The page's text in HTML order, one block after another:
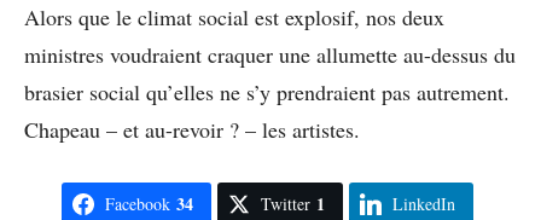
Alors que le climat social est explosif, nos deux
ministres voudraient craquer une allumette au-dessus du
brasier social qu’elles ne s’y prendraient pas autrement.
Chapeau – et au-revoir ? – les artistes.
Facebook 34 Twitter 1 LinkedIn